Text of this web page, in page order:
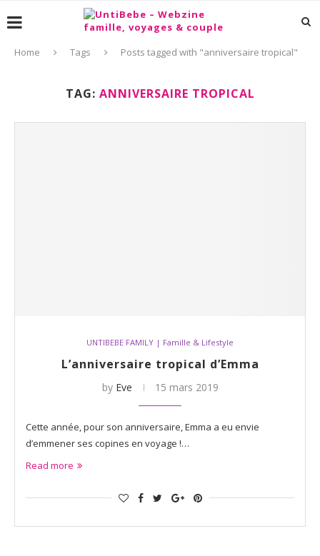
Home Tags Posts tagged with "anniversaire tropical"
TAG: ANNIVERSAIRE TROPICAL
UNTIBEBE FAMILY | Famille & Lifestyle
L’anniversaire tropical d’Emma
by Eve 15 mars 2019
Cette année, pour son anniversaire, Emma a eu envie
d’emmener ses copines en voyage !…
Read more